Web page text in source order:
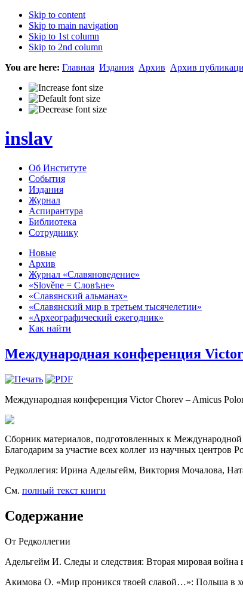
Skip to content
Skip to main navigation
Skip to 1st column
Skip to 2nd column
You are here: Главная Издания Архив Архив
inslav
Об Институте
События
Издания
Журнал
Аспирантура
Библиотека
Сотруднику
Новые
Архив
Журнал «Славяноведение»
«Slověne = Словѣне»
«Славянский альманах»
«Славянский мир в третьем тысячелетии»
«Археографический ежегодник»
Как найти
Международная конференция
Международная конференция Victor Chorev – Amicus
Сборник материалов, подготовленных к
Благодарим за участие всех коллег из научных
Редколлегия: Ирина Адельгейм, Виктория Мочалова,
См. полный текст книги
Содержание
От Редколлегии
Адельгейм И. Следы и следствия: Вторая мировая война
Акимова О. «Мир проникся твоей славой…»: Польша в